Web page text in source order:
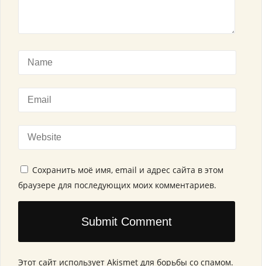
Сохранить моё имя, email и адрес сайта в этом
браузере для последующих моих комментариев.
Этот сайт использует Akismet для борьбы со спамом.